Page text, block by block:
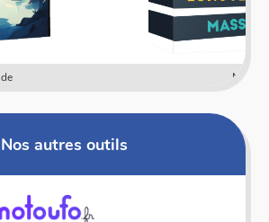
Numericards - Mesure
Nos autres outils